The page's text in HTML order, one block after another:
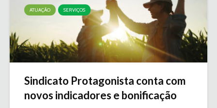
ATUAÇÃO SERVIÇOS
Sindicato Protagonista conta com
novos indicadores e bonificação